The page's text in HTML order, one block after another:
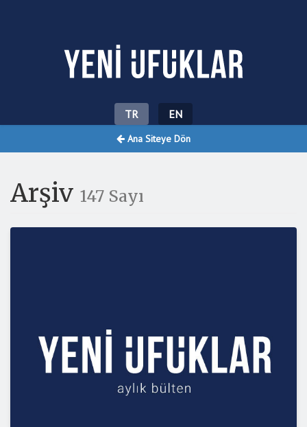
TR EN
Ana Siteye Dön
Arşiv 147 Sayı